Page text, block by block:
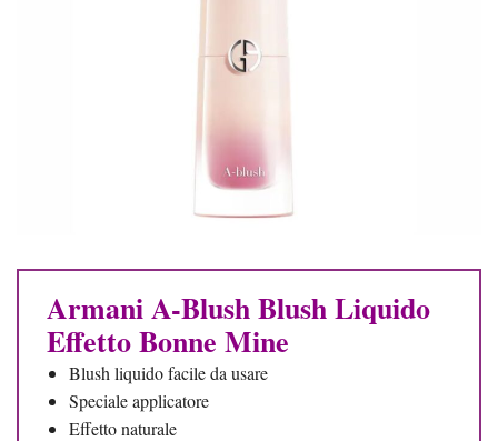
Armani A-Blush Blush Liquido
Effetto Bonne Mine
Blush liquido facile da usare
Speciale applicatore
Effetto naturale